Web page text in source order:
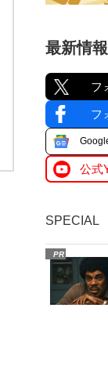
最新情
フ
フ
公式
SPECIAL
PR